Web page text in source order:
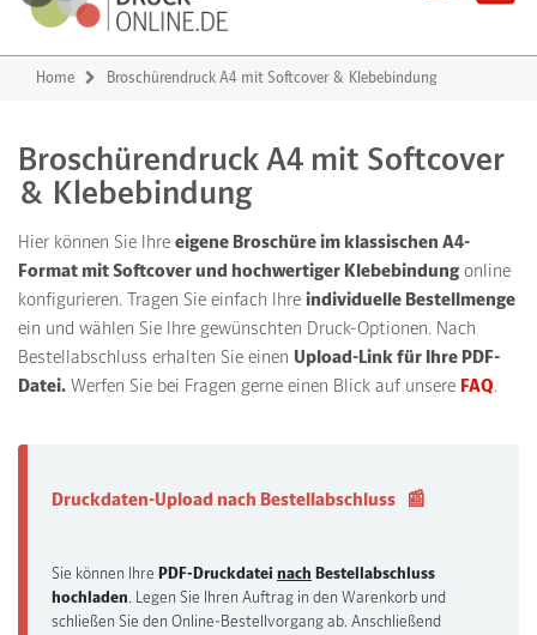
Home Broschürendruck A4 mit Softcover & Klebebindung
Broschürendruck A4 mit Softcover
& Klebebindung
Hier können Sie Ihre eigene Broschüre im klassischen A4-
Format mit Softcover und hochwertiger Klebebindungonline
konfigurieren. Tragen Sie einfach Ihre individuelle Bestellmenge
ein und wählen Sie Ihre gewünschten Druck-Optionen. Nach
Bestellabschluss erhalten Sie einen Upload-Link für Ihre PDF-
Datei. Werfen Sie bei Fragen gerne einen Blick auf unsere FAQ.
Druckdaten-Upload nach Bestellabschluss 📰
Sie können Ihre PDF-Druckdatei nach Bestellabschluss
hochladen. Legen Sie Ihren Auftrag in den Warenkorb und
schließen Sie den Online-Bestellvorgang ab. Anschließend